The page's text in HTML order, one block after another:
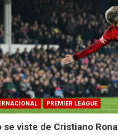
PREMIER LEAGUE
se viste de Cristiano